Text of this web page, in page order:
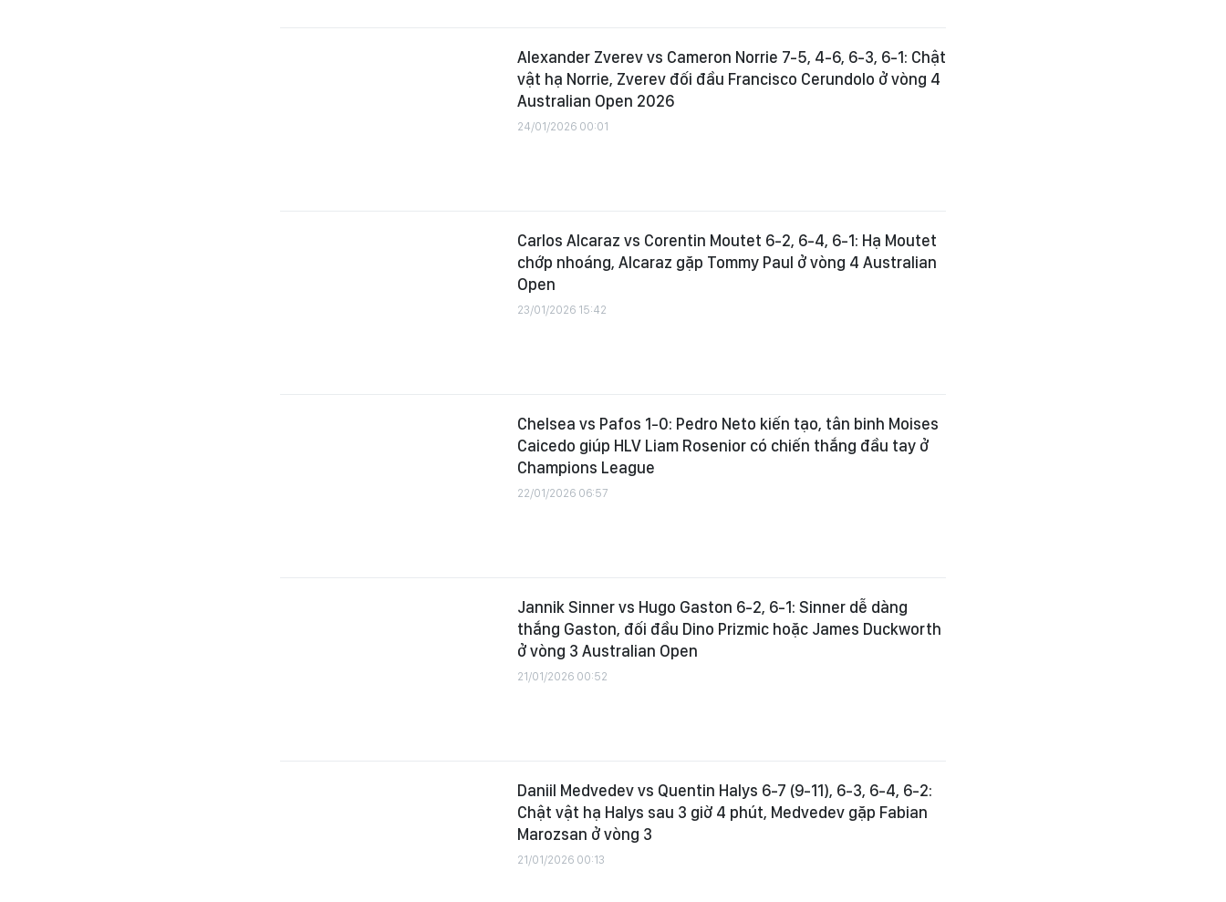
Alexander Zverev vs Cameron Norrie 7-5, 4-6, 6-3, 6-1: Chật
vật hạ Norrie, Zverev đối đầu Francisco Cerundolo ở vòng 4
Australian Open 2026
24/01/2026 00:01
Carlos Alcaraz vs Corentin Moutet 6-2, 6-4, 6-1: Hạ Moutet
chớp nhoáng, Alcaraz gặp Tommy Paul ở vòng 4 Australian
Open
23/01/2026 15:42
Chelsea vs Pafos 1-0: Pedro Neto kiến tạo, tân binh Moises
Caicedo giúp HLV Liam Rosenior có chiến thắng đầu tay ở
Champions League
22/01/2026 06:57
Jannik Sinner vs Hugo Gaston 6-2, 6-1: Sinner dễ dàng
thắng Gaston, đối đầu Dino Prizmic hoặc James Duckworth
ở vòng 3 Australian Open
21/01/2026 00:52
Daniil Medvedev vs Quentin Halys 6-7 (9-11), 6-3, 6-4, 6-2:
Chật vật hạ Halys sau 3 giờ 4 phút, Medvedev gặp Fabian
Marozsan ở vòng 3
21/01/2026 00:13